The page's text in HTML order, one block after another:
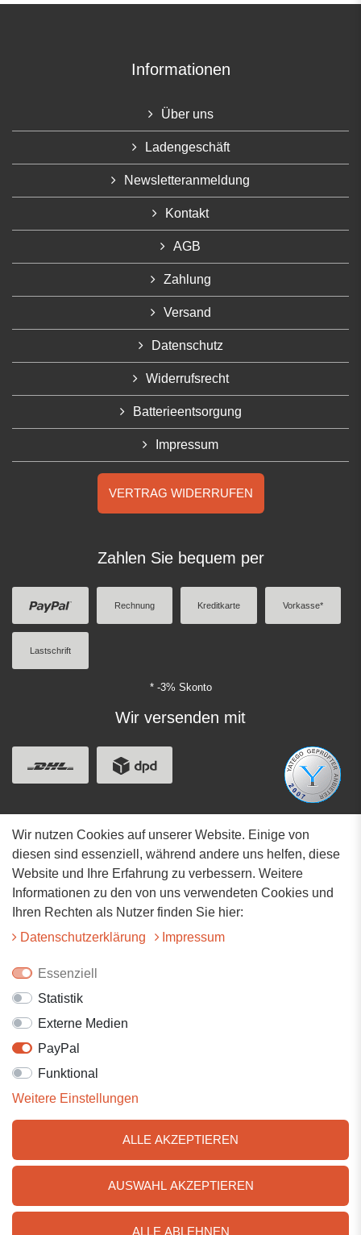
Informationen
Über uns
Ladengeschäft
Newsletteranmeldung
Kontakt
AGB
Zahlung
Versand
Datenschutz
Widerrufsrecht
Batterieentsorgung
Impressum
VERTRAG WIDERRUFEN
Zahlen Sie bequem per
Rechnung Kreditkarte Vorkasse*
Lastschrift
* -3% Skonto
Wir versenden mit
Adresse
Hauptstrasse 34
73117 Wangen
07161-9566068
© 2025 Tiervitalshop | Webentwicklung & Webdesign
Wir nutzen Cookies auf unserer Website. Einige von
diesen sind essenziell, während andere uns helfen, diese
Website und Ihre Erfahrung zu verbessern. Weitere
Informationen zu den von uns verwendeten Cookies und
Ihren Rechten als Nutzer finden Sie hier:
Daten­schutz­erklärung
Impressum
Essenziell
Statistik
Externe Medien
PayPal
Funktional
Weitere Einstellungen
ALLE AKZEPTIEREN
AUSWAHL AKZEPTIEREN
ALLE ABLEHNEN